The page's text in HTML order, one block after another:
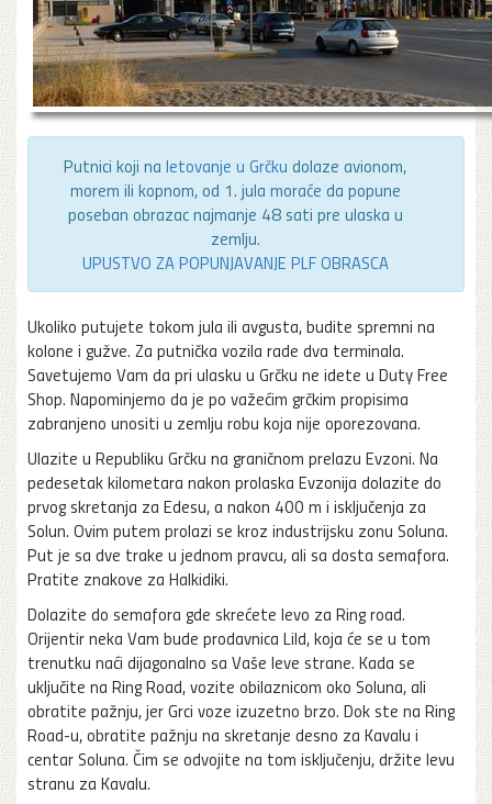
Putnici koji na letovanje u Grčku dolaze avionom,
morem ili kopnom, od 1. jula moraće da popune
poseban obrazac najmanje 48 sati pre ulaska u
zemlju.
UPUSTVO ZA POPUNJAVANJE PLF OBRASCA
Ukoliko putujete tokom jula ili avgusta, budite spremni na
kolone i gužve. Za putnička vozila rade dva terminala.
Savetujemo Vam da pri ulasku u Grčku ne idete u Duty Free
Shop. Napominjemo da je po važećim grčkim propisima
zabranjeno unositi u zemlju robu koja nije oporezovana.
Ulazite u Republiku Grčku na graničnom prelazu Evzoni. Na
pedesetak kilometara nakon prolaska Evzonija dolazite do
prvog skretanja za Edesu, a nakon 400 m i isključenja za
Solun. Ovim putem prolazi se kroz industrijsku zonu Soluna.
Put je sa dve trake u jednom pravcu, ali sa dosta semafora.
Pratite znakove za Halkidiki.
Dolazite do semafora gde skrećete levo za Ring road.
Orijentir neka Vam bude prodavnica Lild, koja će se u tom
trenutku naći dijagonalno sa Vaše leve strane. Kada se
uključite na Ring Road, vozite obilaznicom oko Soluna, ali
obratite pažnju, jer Grci voze izuzetno brzo. Dok ste na Ring
Road-u, obratite pažnju na skretanje desno za Kavalu i
centar Soluna. Čim se odvojite na tom isključenju, držite levu
stranu za Kavalu.